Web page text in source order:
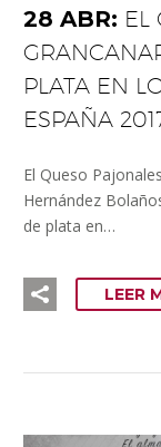
28 ABR: EL
PLATA EN
ESPAÑA
El Queso
Hernández
de plata en…
LEER